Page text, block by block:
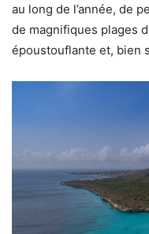
au long de l’année, de
de magnifiques plages
époustouflante et, bien